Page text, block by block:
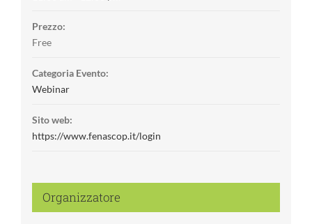
Prezzo:
Free
Categoria Evento:
Webinar
Sito web:
https://www.fenascop.it/login
Organizzatore